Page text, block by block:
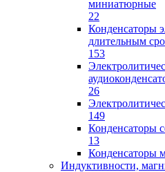
миниатюрные
22
Конденсаторы
длительным
153
26
149
Конденсаторы
13
Конденсаторы
Индуктивности,